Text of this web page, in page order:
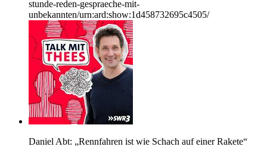
stunde-reden-gespraeche-mit-
unbekannten/urn:ard:show:1d458732695c4505/
Daniel Abt: „Rennfahren ist wie Schach auf einer Rakete“